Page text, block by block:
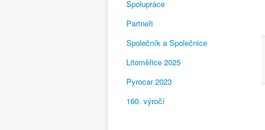
Spolupráce
Partneři
Společník a Společnice
Litoměřice 2025
Pyrocar 2023
160. výročí